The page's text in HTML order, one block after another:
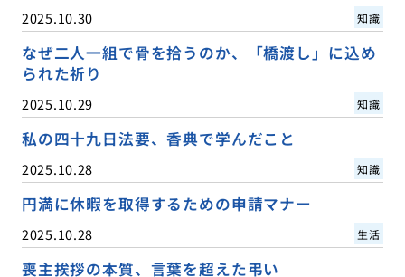
2025.10.30 知識
なぜ二人一組で骨を拾うのか、「橋渡し」に込め
られた祈り
2025.10.29 知識
私の四十九日法要、香典で学んだこと
2025.10.28 知識
円満に休暇を取得するための申請マナー
2025.10.28 生活
喪主挨拶の本質、言葉を超えた弔い